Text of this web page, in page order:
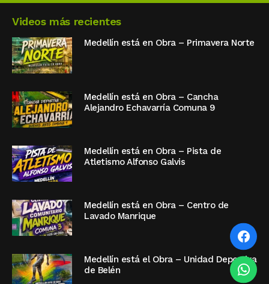
Videos más recientes
Medellín está en Obra – Primavera Norte
Medellín está en Obra – Cancha
Alejandro Echavarría Comuna 9
Medellín está en Obra – Pista de
Atletismo Alfonso Galvis
Medellín está en Obra – Centro de
Lavado Manrique
Medellín está el Obra – Unidad Deportiva
de Belén